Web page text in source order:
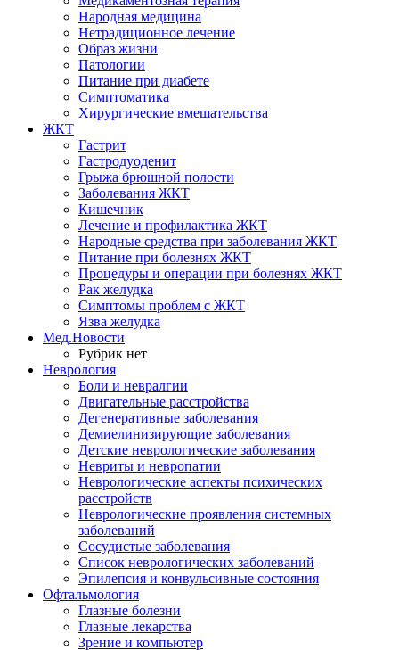
Народная медицина
Нетрадиционное лечение
Образ жизни
Патологии
Питание при диабете
Симптоматика
Хирургические вмешательства
ЖКТ
Гастрит
Гастродуоденит
Грыжа брюшной полости
Заболевания ЖКТ
Кишечник
Лечение и профилактика ЖКТ
Народные средства при заболевания ЖКТ
Питание при болезнях ЖКТ
Процедуры и операции при болезнях ЖКТ
Рак желудка
Симптомы проблем с ЖКТ
Язва желудка
Мед.Новости
Рубрик нет
Неврология
Боли и невралгии
Двигательные расстройства
Дегенеративные заболевания
Демиелинизирующие заболевания
Детские неврологические заболевания
Невриты и невропатии
Неврологические аспекты психических
расстройств
Неврологические проявления системных
заболеваний
Сосудистые заболевания
Список неврологических заболеваний
Эпилепсия и конвульсивные состояния
Офтальмология
Глазные болезни
Глазные лекарства
Зрение и компьютер